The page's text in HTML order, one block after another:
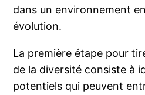
dans un environnement
évolution.
La première étape pour
de la diversité consiste à
potentiels qui peuvent